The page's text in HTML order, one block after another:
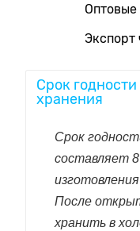
Оптовые
Срок
хранения
Срок
составляет
После
хранить в